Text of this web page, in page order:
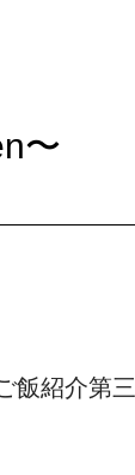
〜
飯紹介第三